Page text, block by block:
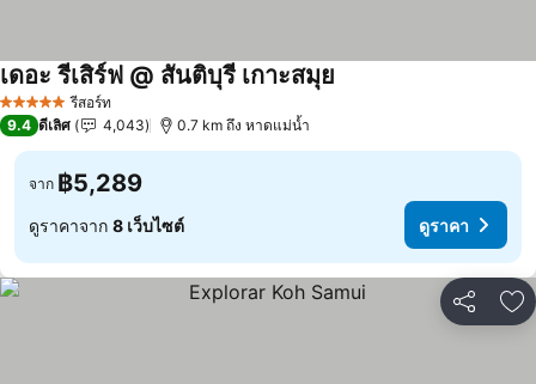
5 ดาว รีสอร์ท
เดอะ รีเสิร์ฟ @ สันติบุรี เกาะสมุย
9.4 ดีเลิศ 4,043 0.7 km ถึง หาดแม่น้ำ
จาก ฿5,289
ดูราคาจาก 8 เว็บไซต์ ดูราคา
แชร์ เ